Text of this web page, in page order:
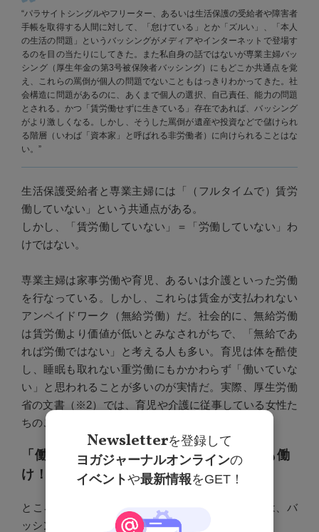
“パラサイトシングルやフリーター、あるいは生活保護の受給者や障害者
手帳を取得する人間に対して、「怠けている」とか「ズルい」、「本人
の生活の問題」というバッシングがメディアやインターネットで登場す
るのを目の当たりにしてきた。また私自身の話ではないが専業主婦バッ
シング（厚生年金の第3号被保険者バッシング）にもどこか共通点を覚
え、これらの罵倒が個人の問題でないこともはっきりわかってきた。社
会構造に問題があるのに、あくまで個人の選択、自己責任、能力の問題
とされる。かつ「賃労働せずに生きている」存在であれば、バッシング
がより激しくなる。しかし、そうした罵倒が遺産や投資などで儲けられ
る階層（いわば「資本家」と呼ばれる非労働者）に向けられることはな
い。”
生活保護受給者と専業主婦には「（フルタイムで）賃労
働していない」という共通点がある。
しかし、「賃労働していない」＝「労働していない」わ
けではない。
専業主婦は家事労働や育児、あるいは介護といった労働
を行なっている。しかし、これらは賃金が支払われない
アンペイドワーク（無給労働）だ。社会的に、無給労働
は賃労働より価値が低いとみなされがちで、「無給であ
れば労働ではない」と考える人も多い。育児は体を酷使
し、睡眠も取れない重労働にもかかわらず「働いていな
い」と思われることが多いのが実情だ。実際、厚生労働
省の文書（※2）では、育児や介護に従事している女性た
ちのことを「働いていない女性」と書いている。
「働いていない＝ズルい、せこい、お前も働
け！」の心理
ところでなぜ、「働いていない」とみなされる人は、バ
ッシング対象になるのだろうか。
Newsletterを登録して
ヨガジャーナルオンラインの
イベントや最新情報をGET！